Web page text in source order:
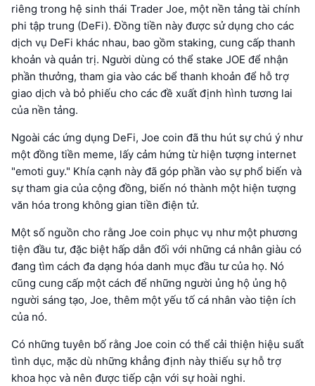
riêng trong hệ sinh thái Trader Joe, một nền tảng tài chính
phi tập trung (DeFi). Đồng tiền này được sử dụng cho các
dịch vụ DeFi khác nhau, bao gồm staking, cung cấp thanh
khoản và quản trị. Người dùng có thể stake JOE để nhận
phần thưởng, tham gia vào các bể thanh khoản để hỗ trợ
giao dịch và bỏ phiếu cho các đề xuất định hình tương lai
của nền tảng.
Ngoài các ứng dụng DeFi, Joe coin đã thu hút sự chú ý như
một đồng tiền meme, lấy cảm hứng từ hiện tượng internet
"emoti guy." Khía cạnh này đã góp phần vào sự phổ biến và
sự tham gia của cộng đồng, biến nó thành một hiện tượng
văn hóa trong không gian tiền điện tử.
Một số nguồn cho rằng Joe coin phục vụ như một phương
tiện đầu tư, đặc biệt hấp dẫn đối với những cá nhân giàu có
đang tìm cách đa dạng hóa danh mục đầu tư của họ. Nó
cũng cung cấp một cách để những người ủng hộ ủng hộ
người sáng tạo, Joe, thêm một yếu tố cá nhân vào tiện ích
của nó.
Có những tuyên bố rằng Joe coin có thể cải thiện hiệu suất
tình dục, mặc dù những khẳng định này thiếu sự hỗ trợ
khoa học và nên được tiếp cận với sự hoài nghi.